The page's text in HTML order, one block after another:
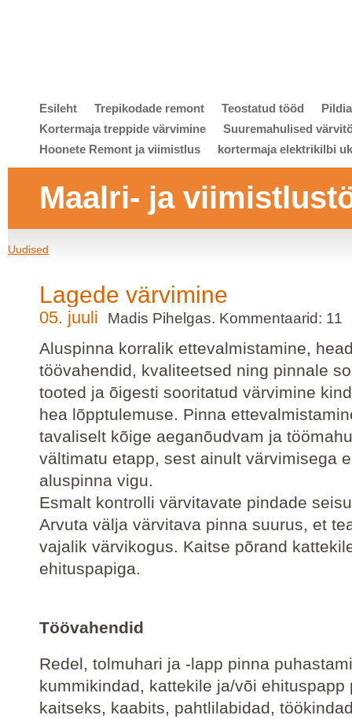
Esileht Trepikodade remont Teostatud tööd
Kortermaja treppide värvimine
Suuremahulised
Hoonete Remont ja viimistlus
kortermaja elektrikilbi
Maalri- ja
Uudised
Lagede värvimine
05. juuli Madis Pihelgas. Kommentaarid: 11
Aluspinna korralik ettevalmistamine,
töövahendid, kvaliteetsed ning pinnale
tooted ja õigesti sooritatud värvimine
hea lõpptulemuse. Pinna
tavaliselt kõige aeganõudvam ja
vältimatu etapp, sest ainult värvimisega
aluspinna vigu.
Esmalt kontrolli värvitavate pindade
Arvuta välja värvitava pinna suurus, et
vajalik värvikogus. Kaitse põrand
ehituspapiga.
Töövahendid
Redel, tolmuhari ja -lapp pinna
kummikindad, kattekile ja/või ehituspapp
kaitseks, kaabits, pahtlilabidad,